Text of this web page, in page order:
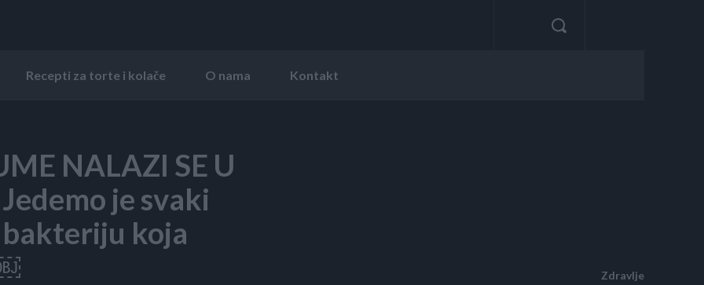
Recepti za torte i kolače O nama Kontakt
NALAZI SE U
je svaki
bakteriju koja
Zdravlje